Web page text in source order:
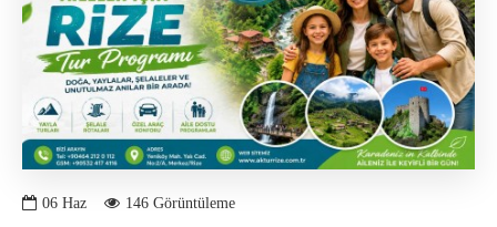
06 Haz 146 Görüntüleme